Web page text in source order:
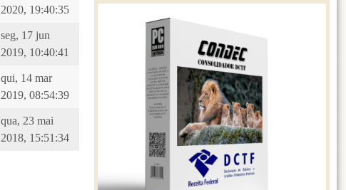
2020, 19:40:35
seg, 17 jun
2019, 10:40:41
qui, 14 mar
2019, 08:54:39
qua, 23 mai
2018, 15:51:34